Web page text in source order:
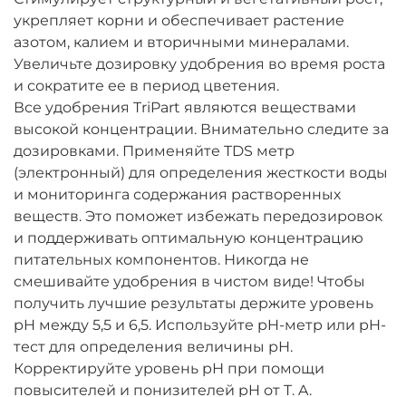
укрепляет корни и обеспечивает растение
азотом, калием и вторичными минералами.
Увеличьте дозировку удобрения во время роста
и сократите ее в период цветения.
Все удобрения TriPart являются веществами
высокой концентрации. Внимательно следите за
дозировками. Применяйте TDS метр
(электронный) для определения жесткости воды
и мониторинга содержания растворенных
веществ. Это поможет избежать передозировок
и поддерживать оптимальную концентрацию
питательных компонентов. Никогда не
смешивайте удобрения в чистом виде! Чтобы
получить лучшие результаты держите уровень
pH между 5,5 и 6,5. Используйте pH-метр или pH-
тест для определения величины рН.
Корректируйте уровень рН при помощи
повысителей и понизителей pH от T. A.